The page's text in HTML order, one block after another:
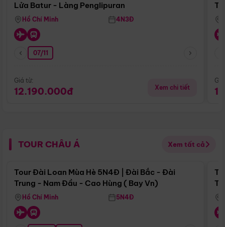
Lửa Batur - Làng Penglipuran
Hồ Chí Minh 4N3Đ
07/11
Giá từ:
12.190.000đ Xem chi tiết
TOUR CHÂU Á Xem tất cả
Điểm nổi bật
Tour Đài Loan Mùa Hè 5N4Đ | Đài Bắc - Đài
Trung - Nam Đầu - Cao Hùng ( Bay Vn)
Hồ Chí Minh 5N4Đ